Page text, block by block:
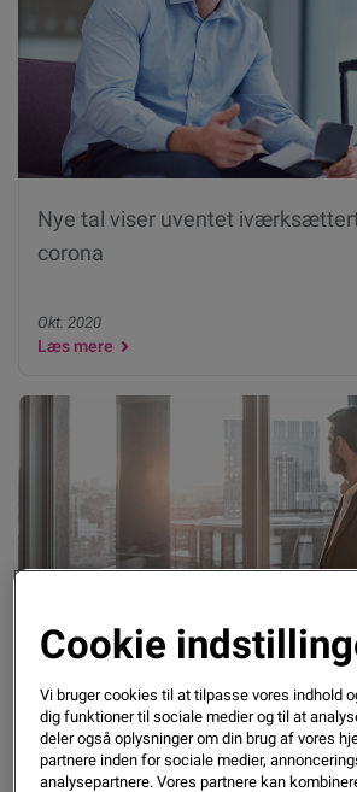
Nye tal viser uventet
corona
Okt. 2020
Læs mere
sammenlignet med september
Okt. 2020
Cookie
Vi bruger cookies til at tilpasse vores indhold
dig funktioner til sociale medier og til at
deler også oplysninger om din brug af vores
partnere inden for sociale medier,
analysepartnere. Vores partnere kan